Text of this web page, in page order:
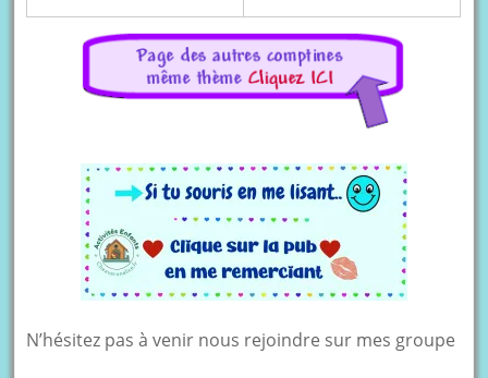
N’hésitez pas à venir nous rejoindre sur mes groupe